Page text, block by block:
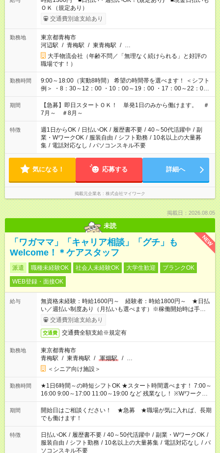
ＯＫ（規定あり）
交通費別途支給あり
勤務地
東京都青梅市
河辺駅 / 青梅駅 / 東青梅駅 / …
大手物流会社（年齢不問／「無理なく続けられる」と好評の
職場です！）
勤務時間
9:00～18:00（実動8時間） 希望の時間帯を選べます！ ＜シフト
例＞ ・8：30～12：00 ・10：00～19：00 ・17：00～22：00
・13：00～22：00 ・22：00～翌6：00 など
期間
【急募】即日スタートＯＫ！ 単発1日のみから働けます。 ＃
7月～ ＃8月～
特徴 週1日からOK / 日払いOK / 履歴書不要 / 40～50代活躍中 / 副
業・WワークOK / 服装自由 / シフト勤務 / 10名以上の大量募
集 / 電話対応なし / パソコンスキル不要
気になる！ 応募する 詳細へ
掲載元企業名 株式会社マイワーク
掲載日：2026.08.05
未読
NEW
「ワガママ」「キャリア相談」「グチ」も
Welcome！＊ケアスタッフ
派遣 職種未経験OK 社会人未経験OK 大学生歓迎
ブランクOK
WEB登録・面接OK
給与
無資格未経験：時給1600円～ 経験者：時給1800円～ ★日払
い／週払い制度あり（月払いも選べます）※稼働開始時は手続き
完了次第のお支払いとなります。
交通費別途支給あり
交通費 交通費全額支給※規定有
勤務地
東京都青梅市
青梅駅 / 東青梅駅 / 軍畑駅 / …
＜シニア向け施設＞
勤務時間
★1日6時間～の時短シフトOK ★スタート時間選べます！ 7:00～
16:00 9:00～17:00 11:00～19:00 など 残業なし！ ※Wワークの
場合、他のお仕事と合わせ週40時間超の就業はご案内できませ
ん ※法令に基づき、週20時間以上勤務は社会保険への加入対象
となります ※労働者派遣法（日雇い派遣の原則禁止）により、
短時間・短期間の就業はご案内が難しい場合があります
期間
開始日はご相談ください！ ★急募 ★職場が気に入れば、長期
でも働けます！
特徴 日払いOK / 履歴書不要 / 40～50代活躍中 / 副業・WワークOK /
服装自由 / シフト勤務 / 10名以上の大量募集 / 電話対応なし / パ
ソコンスキル不要